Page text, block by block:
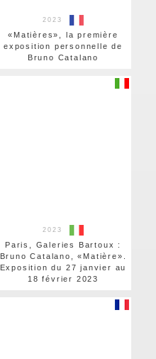
2023
«Matières», la première
exposition personnelle de
Bruno Catalano
2023
Paris, Galeries Bartoux :
Bruno Catalano, «Matière».
Exposition du 27 janvier au
18 février 2023